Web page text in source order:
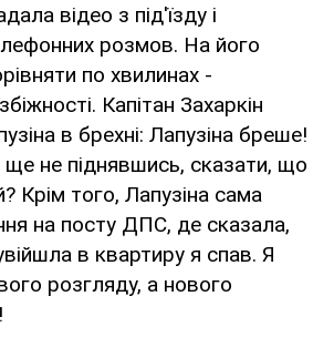
відео з під'їзду і
розмов. На його
по хвилинах -
Капітан Захаркін
в брехні: Лапузіна бреше!
не піднявшись, сказати, що
Крім того, Лапузіна сама
на посту ДПС, де сказала,
в квартиру я спав. Я
розгляду, а нового